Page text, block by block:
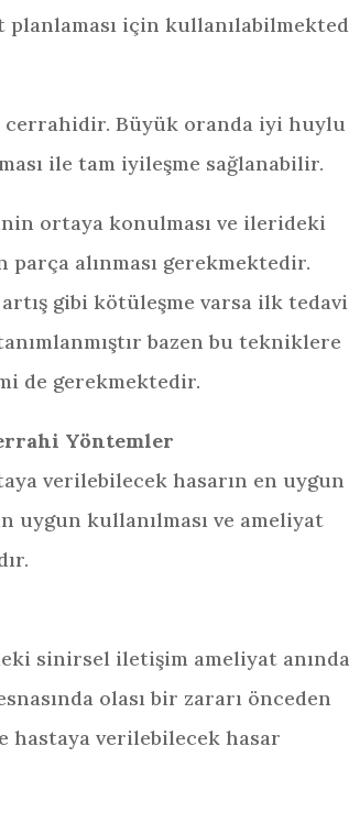
planlaması için
Büyük oranda iyi huylu
ile tam iyileşme sağlanabilir.
ortaya konulması ve ilerideki
alınması gerekmektedir.
gibi kötüleşme varsa ilk tedavi
bazen bu tekniklere
de gerekmektedir.
Yöntemler
verilebilecek hasarın en uygun
kullanılması ve ameliyat
sinirsel iletişim ameliyat
olası bir zararı önceden
hastaya verilebilecek hasar